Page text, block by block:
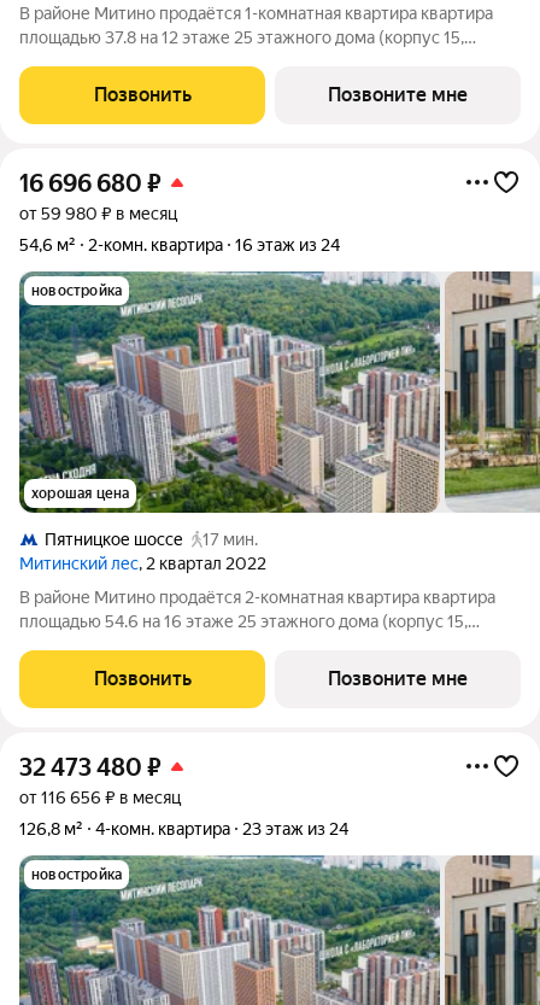
В районе Митино продаётся 1-комнатная квартира квартира
площадью 37.8 на 12 этаже 25 этажного дома (корпус 15,
расположение 20 минут пешком до станции метро
«Пятницкое шоссе». 8 минут на автомобиле до
Позвонить Позвоните мне
16 696 680 ₽
от 59 980 ₽ в месяц
54,6 м²
2-комн. квартира 16 этаж из 24
новостройка
хорошая цена
Пятницкое шоссе
17 мин.
Митинский лес, 2 квартал 2022
В районе Митино продаётся 2-комнатная квартира квартира
площадью 54.6 на 16 этаже 25 этажного дома (корпус 15,
расположение 20 минут пешком до станции метро
«Пятницкое шоссе». 8 минут на автомобиле до
Позвонить Позвоните мне
32 473 480 ₽
от 116 656 ₽ в месяц
126,8 м²
4-комн. квартира 23 этаж из 24
новостройка